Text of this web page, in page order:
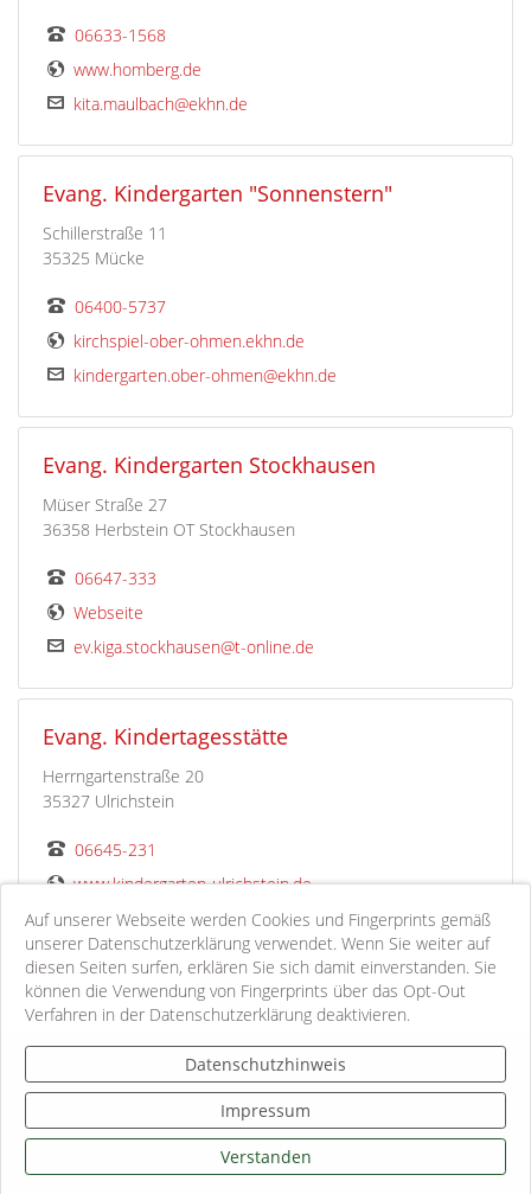
Auf unserer Webseite werden Cookies und Fingerprints gemäß
unserer Datenschutzerklärung verwendet. Wenn Sie weiter auf
diesen Seiten surfen, erklären Sie sich damit einverstanden. Sie
können die Verwendung von Fingerprints über das Opt-Out
Verfahren in der Datenschutzerklärung deaktivieren.
Datenschutzhinweis
Impressum
Verstanden
06633-1568
www.homberg.de
kita.maulbach@ekhn.de
Evang. Kindergarten "Sonnenstern"
Schillerstraße 11
35325 Mücke
06400-5737
kirchspiel-ober-ohmen.ekhn.de
kindergarten.ober-ohmen@ekhn.de
Evang. Kindergarten Stockhausen
Müser Straße 27
36358 Herbstein OT Stockhausen
06647-333
Webseite
ev.kiga.stockhausen@t-online.de
Evang. Kindertagesstätte
Herrngartenstraße 20
35327 Ulrichstein
06645-231
www.kindergarten-ulrichstein.de
kita.ulrichstein@ekhn.de
1-9 von 62 «« « 1 2 3 4 5 ... »
Impressum
Informationspflichten